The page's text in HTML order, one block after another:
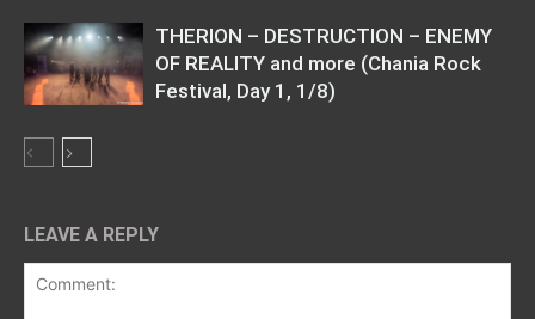
THERION – DESTRUCTION – ENEMY
OF REALITY and more (Chania Rock
Festival, Day 1, 1/8)
LEAVE A REPLY